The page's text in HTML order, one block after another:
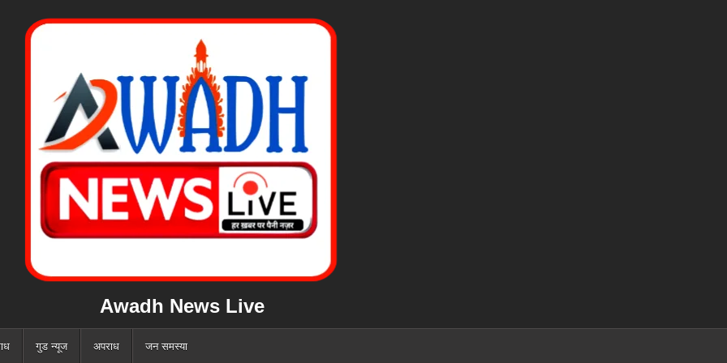
Awadh News Live
गुड न्यूज अपराध जन समस्या